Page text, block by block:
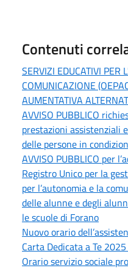
Contenuti
SERVIZI EDUCATIVI PER
COMUNICAZIONE
AUMENTATIVA
AVVISO PUBBLICO
prestazioni assistenziali
delle persone in
AVVISO PUBBLICO per
Registro Unico per la
per l’autonomia e la
delle alunne e degli
le scuole di Forano
Nuovo orario
Carta Dedicata a Te
Orario servizio sociale